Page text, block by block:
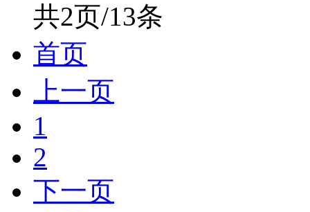
共2页/13条
首页
上一页
1
2
下一页